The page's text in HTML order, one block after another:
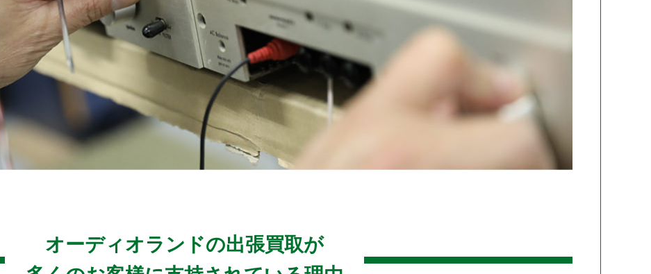
オーディオランドの出張買取が